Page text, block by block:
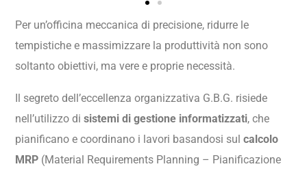
Per un’officina meccanica di precisione, ridurre le
tempistiche e massimizzare la produttività non sono
soltanto obiettivi, ma vere e proprie necessità.
Il segreto dell’eccellenza organizzativa G.B.G. risiede
nell’utilizzo disistemi di gestione informatizzati, che
pianificano e coordinano i lavori basandosi sulcalcolo
MRP (Material Requirements Planning – Pianificazione